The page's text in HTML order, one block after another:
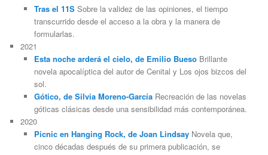
Tras el 11SSobre la validez de las opiniones, el tiempo
transcurrido desde el acceso a la obra y la manera de
formularlas.
2021
Esta noche arderá el cielo, de Emilio BuesoBrillante
novela apocalíptica del autor de Cenital y Los ojos bizcos del
sol.
Gótico, de Silvia Moreno-GarcíaRecreación de las novelas
góticas clásicas desde una sensibilidad más contemporánea.
2020
Picnic en Hanging Rock, de Joan LindsayNovela que,
cinco décadas después de su primera publicación, se